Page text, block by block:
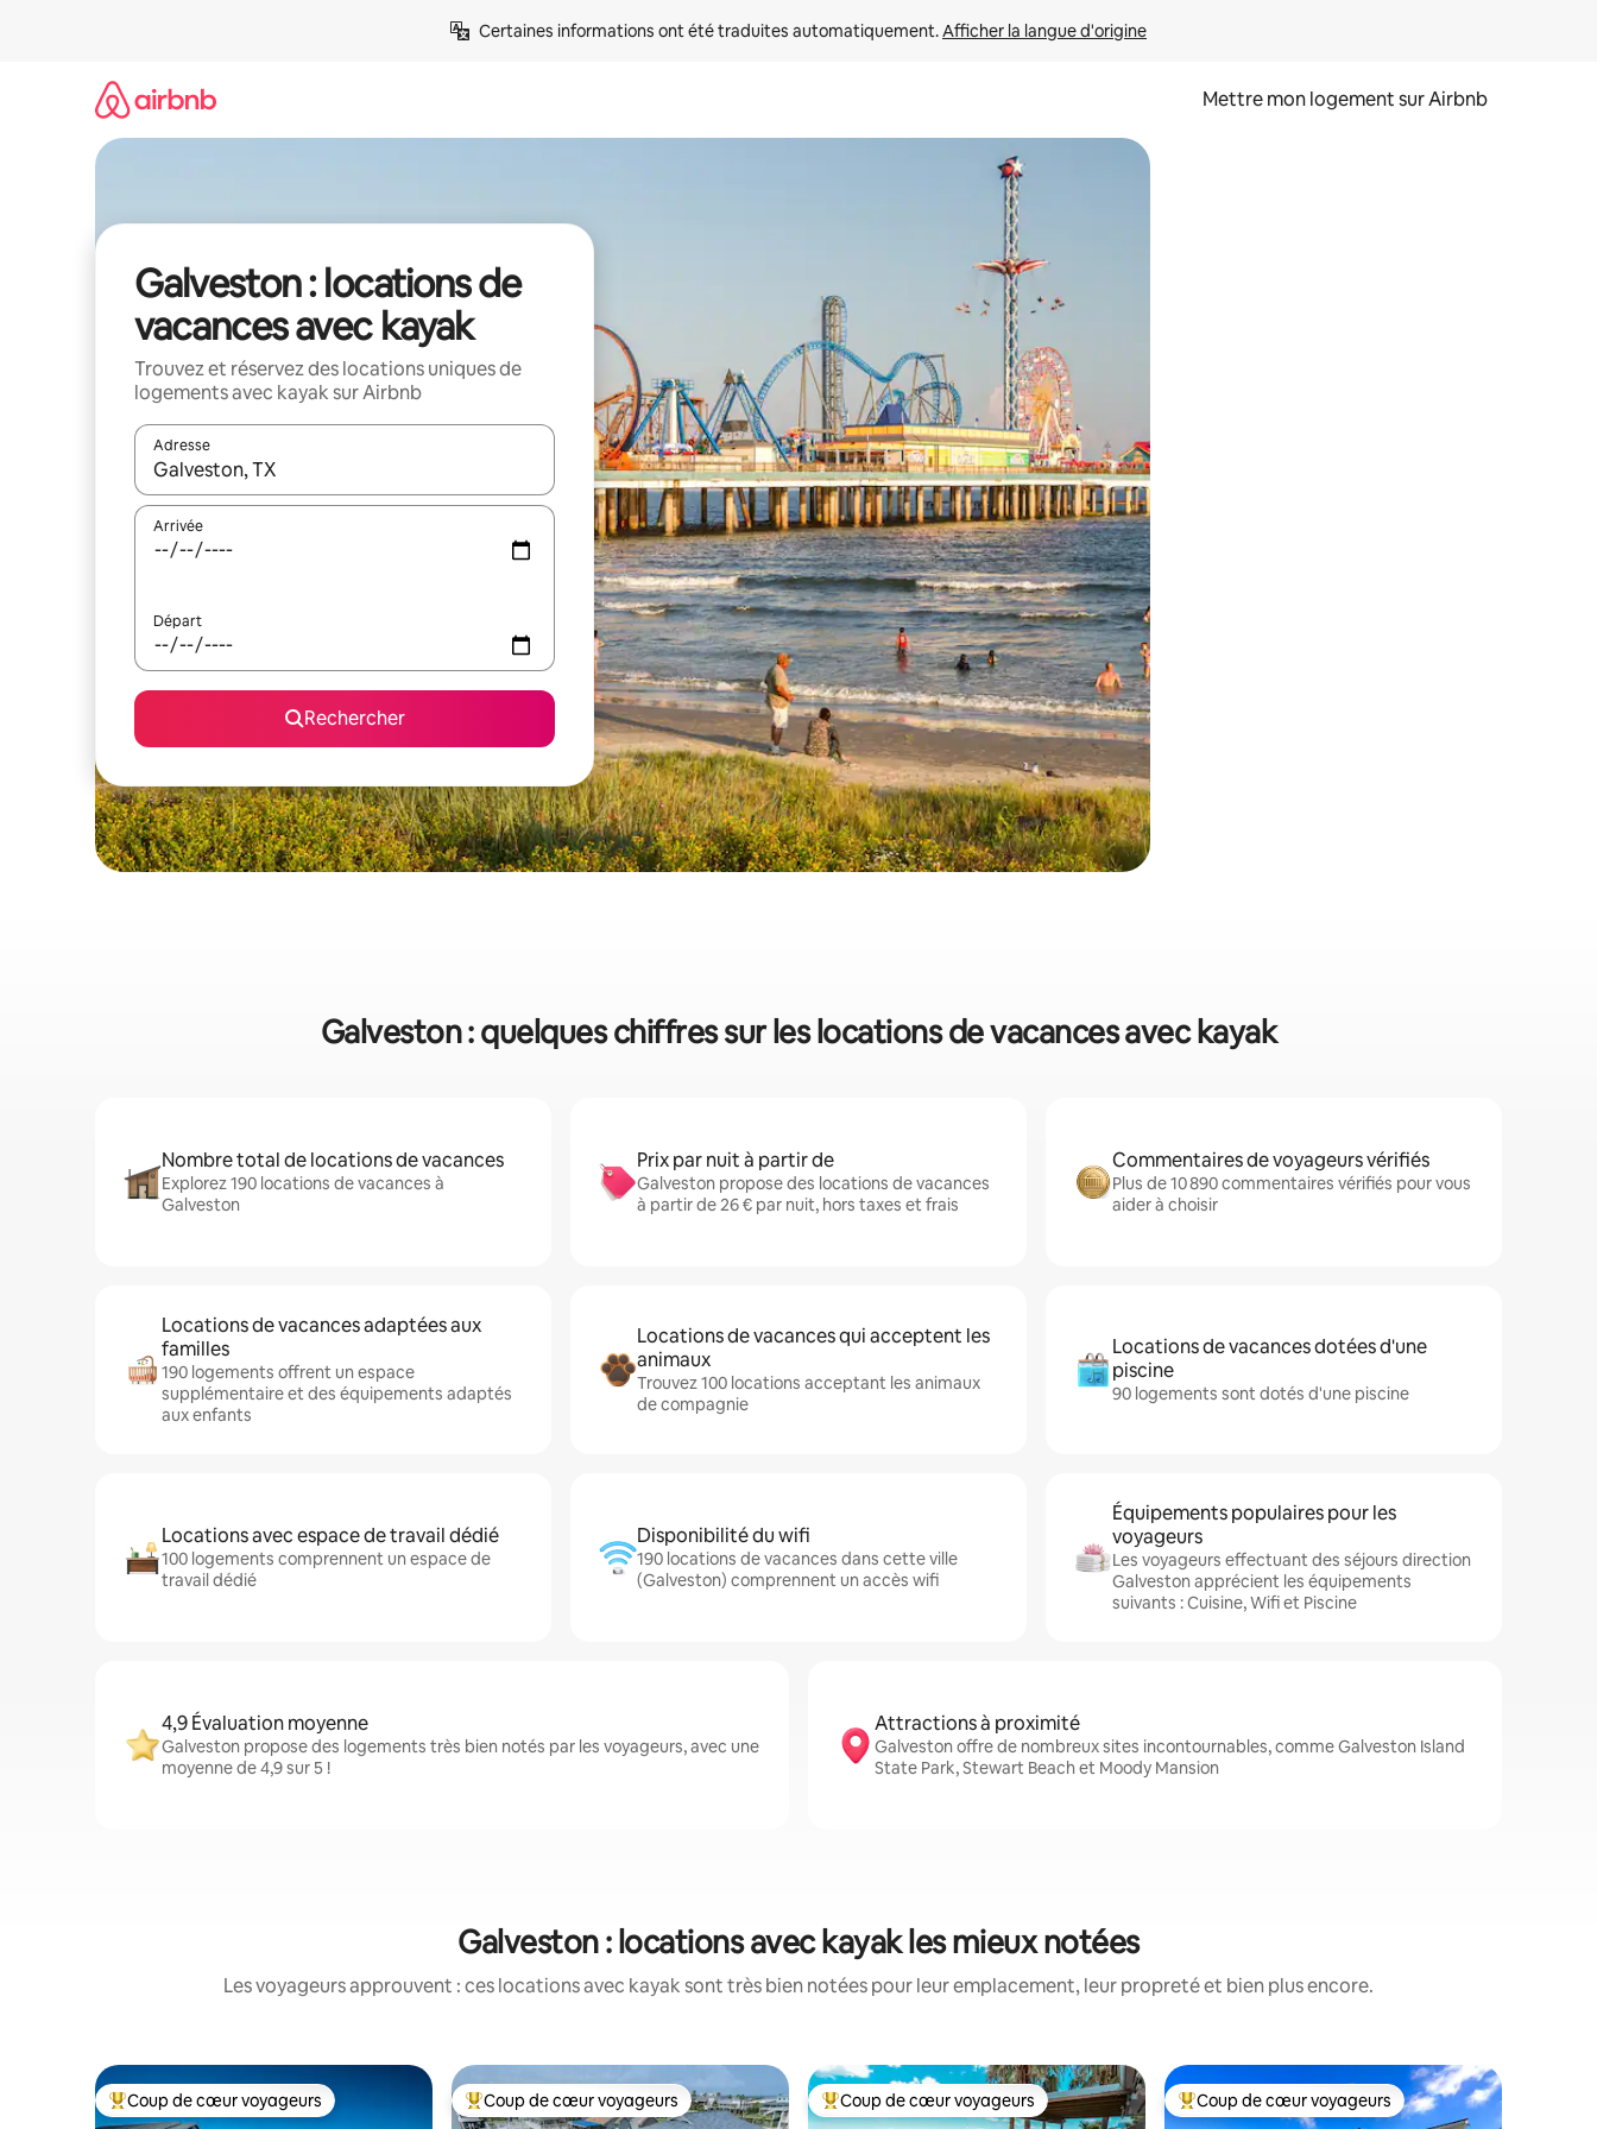
Certaines informations ont été traduites automatiquement. Afficher la langue d'origine
Mettre mon logement sur Airbnb
Galveston : locations de
vacances avec kayak
Trouvez et réservez des locations uniques de
logements avec kayak sur Airbnb
Adresse
Lorsque les résultats s'affichent, utilisez les flèches vers le haut et vers le bas pour les parcourir ou en appuyant et en faisant glisser.
Arrivée
Départ
Rechercher
Galveston : quelques chiffres sur les locations de vacances avec kayak
Nombre total de locations de vacances
Explorez 190 locations de vacances à
Galveston
Prix par nuit à partir de
Galveston propose des locations de vacances
à partir de 26 € par nuit, hors taxes et frais
Commentaires de voyageurs vérifiés
Plus de 10 890 commentaires vérifiés pour vous
aider à choisir
Locations de vacances adaptées aux
familles
190 logements offrent un espace
supplémentaire et des équipements adaptés
aux enfants
Locations de vacances qui acceptent les
animaux
Trouvez 100 locations acceptant les animaux
de compagnie
Locations de vacances dotées d'une
piscine
90 logements sont dotés d'une piscine
Locations avec espace de travail dédié
100 logements comprennent un espace de
travail dédié
Disponibilité du wifi
190 locations de vacances dans cette ville
(Galveston) comprennent un accès wifi
Équipements populaires pour les
voyageurs
Les voyageurs effectuant des séjours direction
Galveston apprécient les équipements
suivants : Cuisine, Wifi et Piscine
4,9 Évaluation moyenne
Galveston propose des logements très bien notés par les voyageurs, avec une
moyenne de 4,9 sur 5 !
Attractions à proximité
Galveston offre de nombreux sites incontournables, comme Galveston Island
State Park, Stewart Beach et Moody Mansion
Galveston : locations avec kayak les mieux notées
Les voyageurs approuvent : ces locations avec kayak sont très bien notées pour leur emplacement, leur propreté et bien plus encore.
Coups de cœur voyageurs les plus appréciés
Coup de cœur voyageurs Coups de cœur voyageurs les plus appréciés
Coup de cœur voyageurs Coups de cœur voyageurs les plus appréciés
Coup de cœur voyageurs Coups de cœur voyageurs les plus appréciés
Coup de cœur voyageurs